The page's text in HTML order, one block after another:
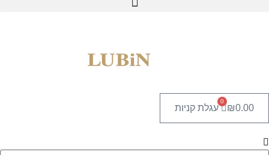
₪0.00
0
עגלת קניות
Search
...